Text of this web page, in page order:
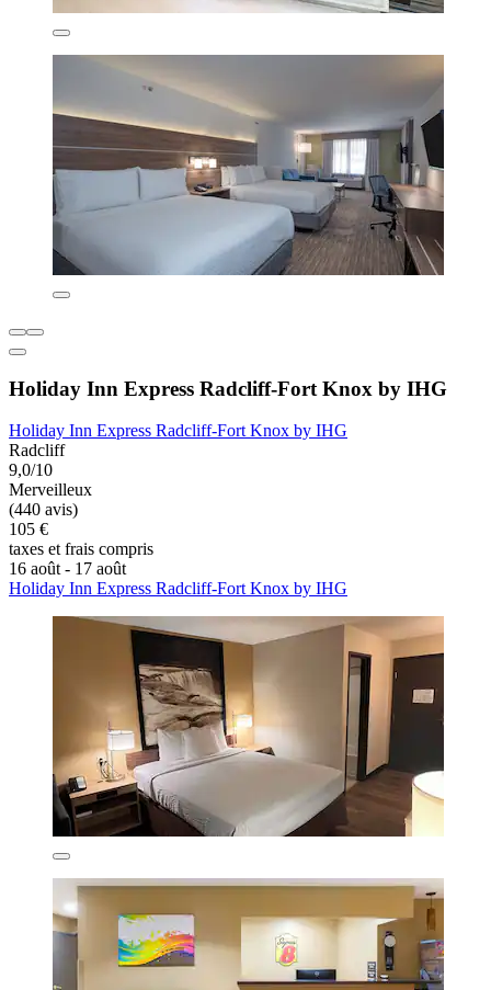
Holiday Inn Express Radcliff-Fort Knox by IHG
Holiday Inn Express Radcliff-Fort Knox by IHG
Radcliff
9,0/10
Merveilleux
(440 avis)
105 €
taxes et frais compris
16 août - 17 août
Holiday Inn Express Radcliff-Fort Knox by IHG